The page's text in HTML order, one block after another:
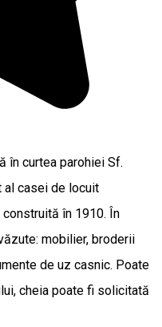
în curtea parohiei Sf.
al casei de locuit
în 1910. În
mobilier, broderii
de uz casnic. Poate
cheia poate fi solicitată